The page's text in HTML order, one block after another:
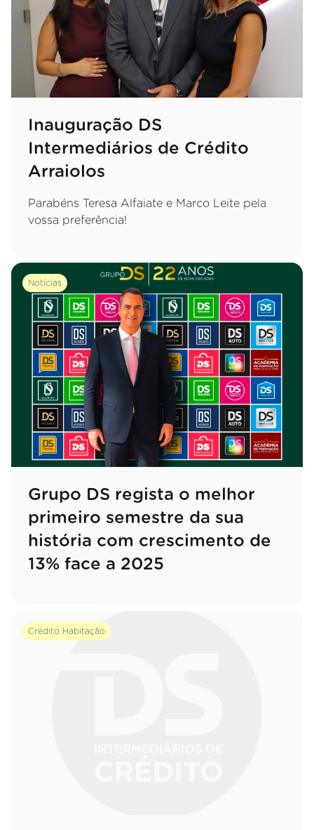
Inauguração DS
Intermediários de Crédito
Arraiolos
Parabéns Teresa Alfaiate e Marco Leite pela
vossa preferência!
Notícias
Grupo DS regista o melhor
primeiro semestre da sua
história com crescimento de
13% face a 2025
Crédito Habitação